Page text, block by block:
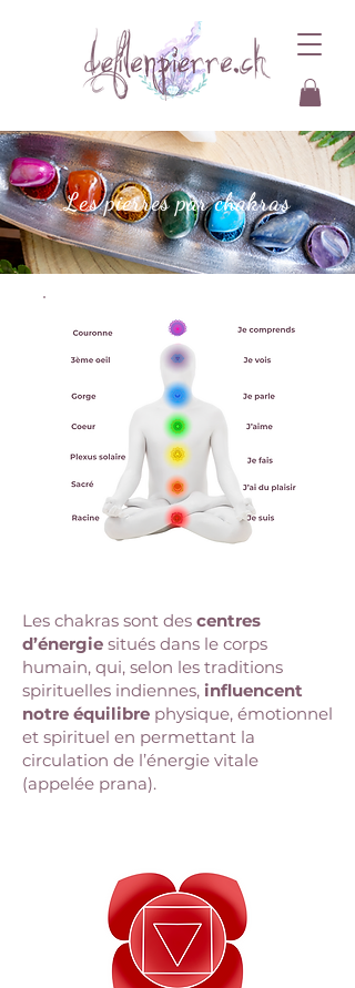
Les pierres par chakras
Les chakras sont des centres
d’énergie situés dans le corps
humain, qui, selon les traditions
spirituelles indiennes, influencent
notre équilibre physique, émotionnel
et spirituel en permettant la
circulation de l’énergie vitale
(appelée prana).